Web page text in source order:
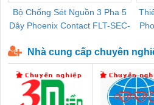
Bộ Chống Sét Nguồn 3 Pha 5
Dây Phoenix Contact FLT-SEC-
Nhà cung cấp chuyên